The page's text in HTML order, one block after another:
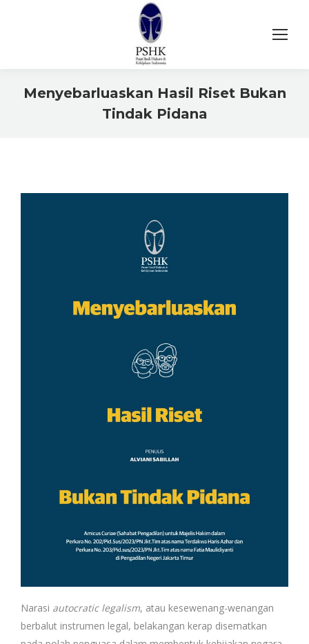
Menyebarluaskan Hasil Riset Bukan
Tindak Pidana
Narasi autocratic legalism, atau kesewenang-wenangan
berbalut instrumen legal, belakangan kerap disematkan